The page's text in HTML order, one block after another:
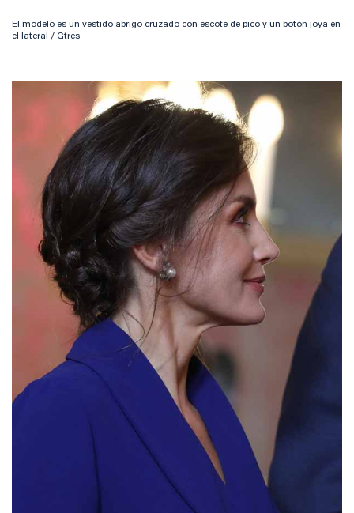
El modelo es un vestido abrigo cruzado con escote de pico y un botón joya en
el lateral / Gtres